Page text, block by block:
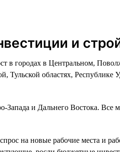
и
в городах в Центральном,
Тульской областях, Республике
Запада и Дальнего Востока. Все
на новые рабочие места и